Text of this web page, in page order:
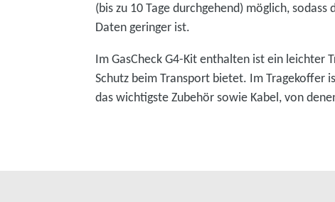
(bis zu 10 Tage durchgehend) möglich,
Daten geringer ist.
Im GasCheck G4-Kit enthalten ist ein leichter
Schutz beim Transport bietet. Im Tragekoffer
das wichtigste Zubehör sowie Kabel, von